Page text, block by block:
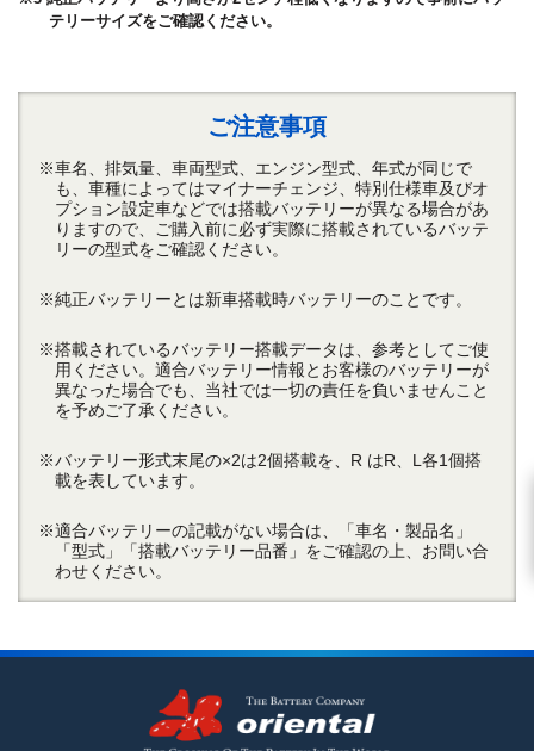
テリーサイズをご確認ください。
ご注意事項
※車名、排気量、車両型式、エンジン型式、年式が同じで
も、車種によってはマイナーチェンジ、特別仕様車及びオ
プション設定車などでは搭載バッテリーが異なる場合があ
りますので、ご購入前に必ず実際に搭載されているバッテ
リーの型式をご確認ください。
※純正バッテリーとは新車搭載時バッテリーのことです。
※搭載されているバッテリー搭載データは、参考としてご使
用ください。適合バッテリー情報とお客様のバッテリーが
異なった場合でも、当社では一切の責任を負いませんこと
を予めご了承ください。
※バッテリー形式末尾の×2は2個搭載を、R はR、L各1個搭
載を表しています。
※適合バッテリーの記載がない場合は、「車名・製品名」
「型式」「搭載バッテリー品番」をご確認の上、お問い合
わせください。